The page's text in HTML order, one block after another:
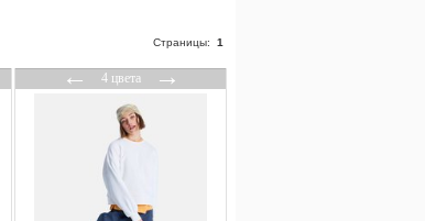
Страницы: 1
←4 цвета→